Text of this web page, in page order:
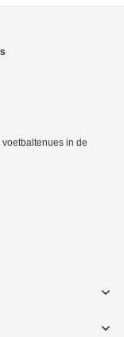
in de